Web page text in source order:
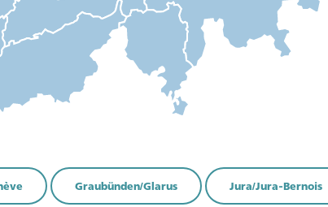
Graubünden/Glarus Jura/Jura-Bernois
Accedete per visualizzare i contenuti